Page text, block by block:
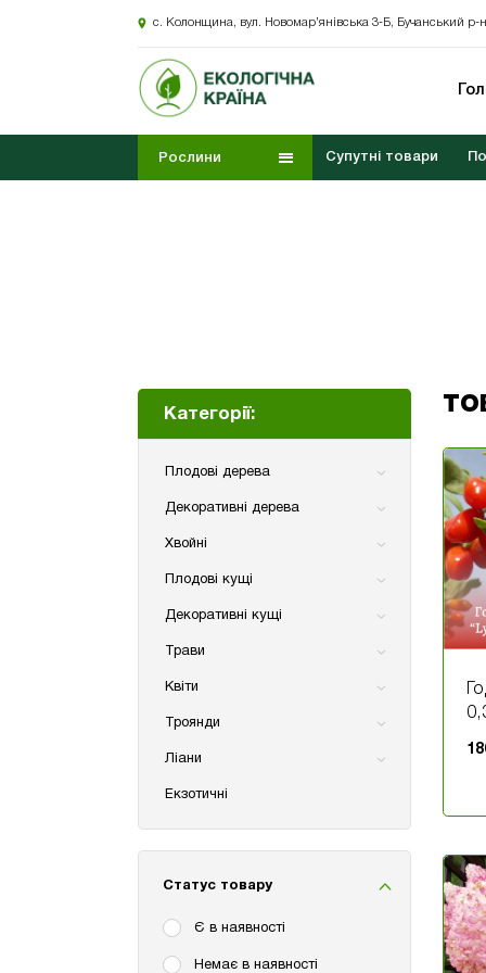
с. Колонщина, вул. Новомар’янівська 3-Б, Бучанський р-
Рослини Супутні товари
Категорії:
Плодові дерева
Декоративні дерева
Хвойні
Плодові кущі
Декоративні кущі
Трави
Квіти
Троянди
Ліани
Екзотичні
Статус товару
Є в наявності
Немає в наявності